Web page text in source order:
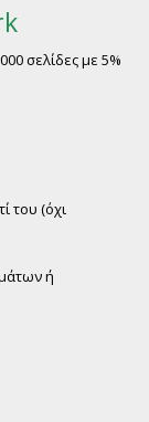
σελίδες με 5%
του (όχι
ή